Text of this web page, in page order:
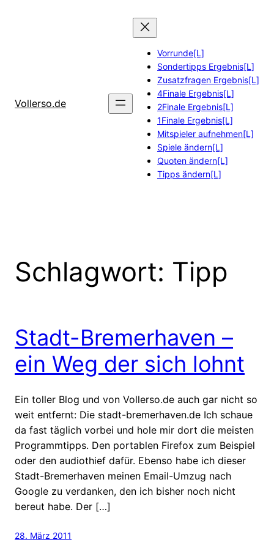
Vollerso.de
Vorrunde[L]
Sondertipps Ergebnis[L]
Zusatzfragen Ergebnis[L]
4Finale Ergebnis[L]
2Finale Ergebnis[L]
1Finale Ergebnis[L]
Mitspieler aufnehmen[L]
Spiele ändern[L]
Quoten ändern[L]
Tipps ändern[L]
Schlagwort: Tipp
Stadt-Bremerhaven –
ein Weg der sich lohnt
Ein toller Blog und von Vollerso.de auch gar nicht so
weit entfernt: Die stadt-bremerhaven.de Ich schaue
da fast täglich vorbei und hole mir dort die meisten
Programmtipps. Den portablen Firefox zum Beispiel
oder den audiothief dafür. Ebenso habe ich dieser
Stadt-Bremerhaven meinen Email-Umzug nach
Google zu verdanken, den ich bisher noch nicht
bereut habe. Der […]
28. März 2011